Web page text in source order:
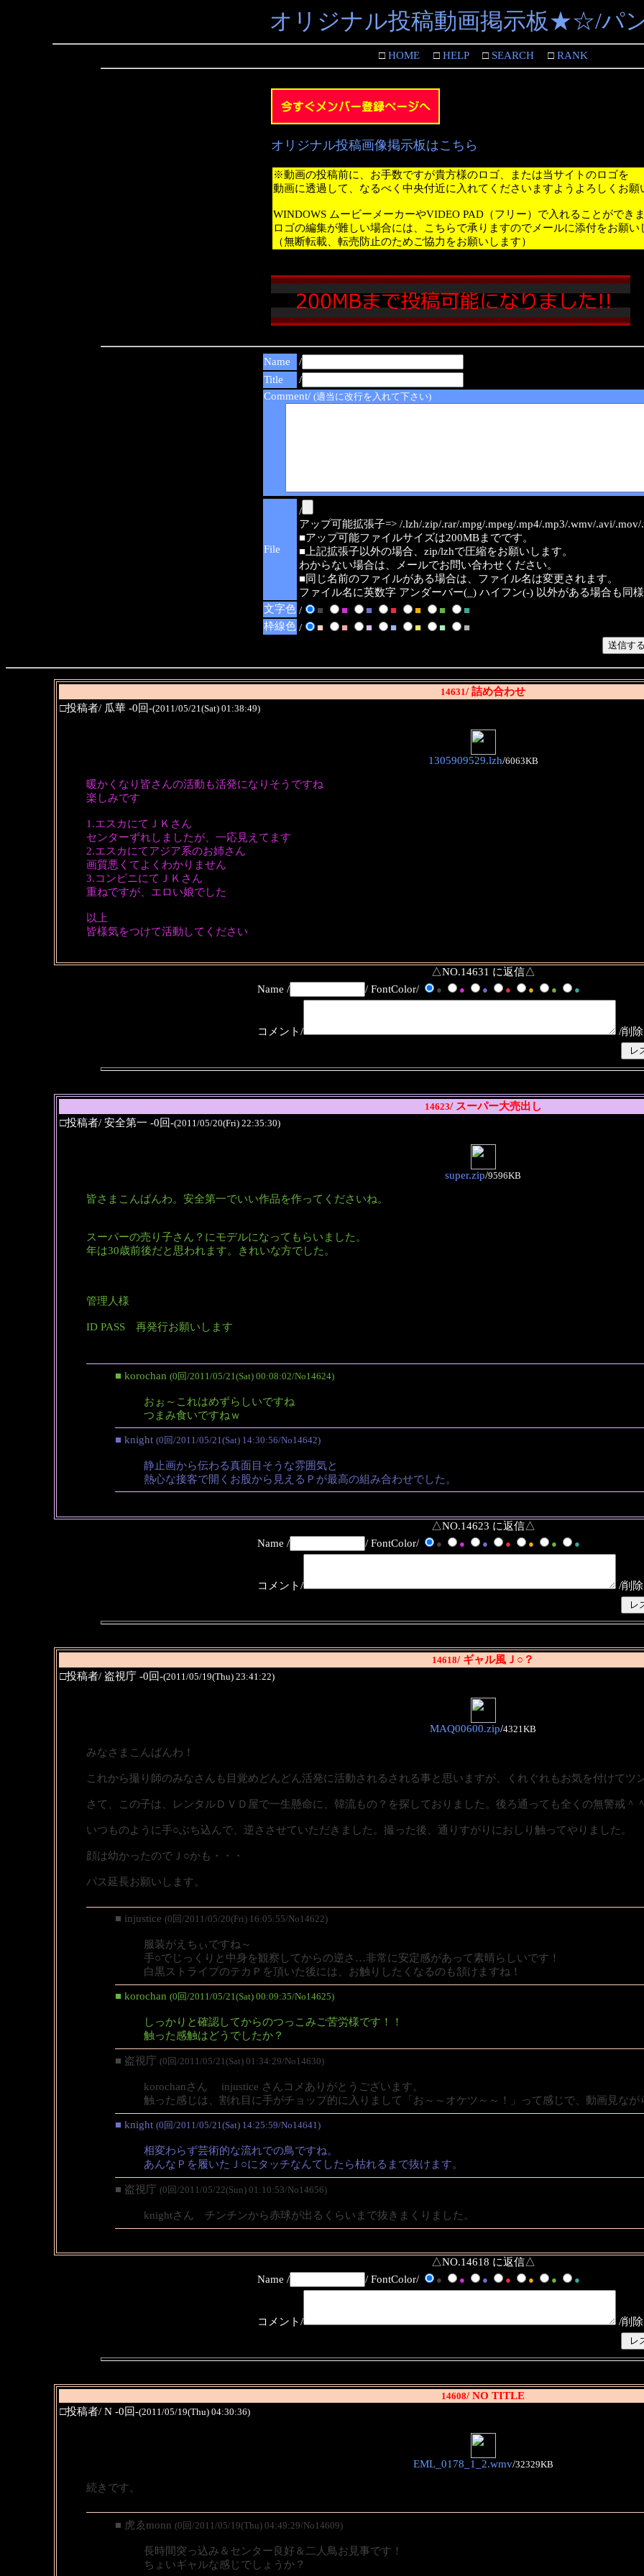
オリジナル投稿動画掲示板★☆/パ
□HOME□HELP□SEARCH□RANK
オリジナル投稿画像掲示板はこちら
※動画の投稿前に、お手数ですが貴方様のロゴ、または当サイトのロゴを
動画に透過して、なるべく中央付近に入れてくださいますようよろしくお願
WINDOWS ムービーメーカーやVIDEO PAD（フリー）で入れることができ
ロゴの編集が難しい場合には、こちらで承りますのでメールに添付をお願い
（無断転載、転売防止のためご協力をお願いします）
Name
/
Title
/
Comment/ (適当に改行を入れて下さい)
File
/
アップ可能拡張子=> /.lzh/.zip/.rar/.mpg/.mpeg/.mp4/.mp3/.wmv/.avi/.mov/
■アップ可能ファイルサイズは200MBまでです。
■上記拡張子以外の場合、zip/lzhで圧縮をお願いします。
わからない場合は、メールでお問い合わせください。
■同じ名前のファイルがある場合は、ファイル名は変更されます。
ファイル名に英数字 アンダーバー(_) ハイフン(-) 以外がある場合も同
文字色 / ■ ■ ■ ■ ■ ■
■
枠線色 / ■ ■ ■ ■ ■ ■ ■
14631/ 詰め合わせ
□投稿者/ 瓜華 -0回-(2011/05/21(Sat) 01:38:49)
1305909529.lzh/6063KB
暖かくなり皆さんの活動も活発になりそうですね
楽しみです
1.エスカにてＪＫさん
センターずれしましたが、一応見えてます
2.エスカにてアジア系のお姉さん
画質悪くてよくわかりません
3.コンビニにてＪＫさん
重ねですが、エロい娘でした
以上
皆様気をつけて活動してください
△NO.14631 に返信△
Name /
/ FontColor/ ● ● ● ● ● ● ●
コメント/ /削
14623/ スーパー大売出し
□投稿者/ 安全第一 -0回-(2011/05/20(Fri) 22:35:30)
super.zip/9596KB
皆さまこんばんわ。安全第一でいい作品を作ってくださいね。
スーパーの売り子さん？にモデルになってもらいました。
年は30歳前後だと思われます。きれいな方でした。
管理人様
ID PASS 再発行お願いします
■ korochan (0回/2011/05/21(Sat) 00:08:02/No14624)
おぉ～これはめずらしいですね
つまみ食いですねｗ
■ knight (0回/2011/05/21(Sat) 14:30:56/No14642)
静止画から伝わる真面目そうな雰囲気と
熱心な接客で開くお股から見えるＰが最高の組み合わせでした。
△NO.14623 に返信△
Name /
/ FontColor/ ● ● ● ● ● ● ●
コメント/ /削
14618/ ギャル風Ｊ○？
□投稿者/ 盗視庁 -0回-(2011/05/19(Thu) 23:41:22)
MAQ00600.zip/4321KB
みなさまこんばんわ！
これから撮り師のみなさんも目覚めどんどん活発に活動されるされる事と思いますが、くれぐれもお気を付けてツ
さて、この子は、レンタルＤＶＤ屋で一生懸命に、韓流もの？を探しておりました。後ろ通っても全くの無警戒＾
いつものように手○ぶち込んで、逆ささせていただきました。撮った後、通りすがりにおしり触ってやりました。
顔は幼かったのでＪ○かも・・・
パス延長お願いします。
■ injustice (0回/2011/05/20(Fri) 16:05:55/No14622)
服装がえちぃですね～
手○でじっくりと中身を観察してからの逆さ…非常に安定感があって素晴らしいです！
白黒ストライプのテカＰを頂いた後には、お触りしたくなるのも頷けますね！
■ korochan (0回/2011/05/21(Sat) 00:09:35/No14625)
しっかりと確認してからのつっこみご苦労様です！！
触った感触はどうでしたか？
■ 盗視庁 (0回/2011/05/21(Sat) 01:34:29/No14630)
korochanさん injustice さんコメありがとうございます。
触った感じは、割れ目に手がチョップ的に入りまして「お～～オケツ～～！」って感じで、動画見な
■ knight (0回/2011/05/21(Sat) 14:25:59/No14641)
相変わらず芸術的な流れでの鳥ですね。
あんなＰを履いたＪ○にタッチなんてしたら枯れるまで抜けます。
■ 盗視庁 (0回/2011/05/22(Sun) 01:10:53/No14656)
knightさん チンチンから赤球が出るくらいまで抜きまくりました。
△NO.14618 に返信△
Name /
/ FontColor/ ● ● ● ● ● ● ●
コメント/ /削
14608/ NO TITLE
□投稿者/ N -0回-(2011/05/19(Thu) 04:30:36)
EML_0178_1_2.wmv/32329KB
続きです。
■ 虎ゑmonn (0回/2011/05/19(Thu) 04:49:29/No14609)
長時間突っ込み＆センター良好＆二人鳥お見事です！
ちょいギャルな感じでしょうか？